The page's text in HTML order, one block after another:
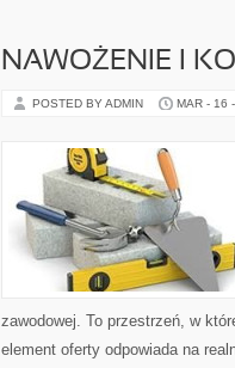
NAWOŻENIE I
POSTED BY ADMIN MAR - 16
zawodowej. To przestrzeń, w
element oferty odpowiada na